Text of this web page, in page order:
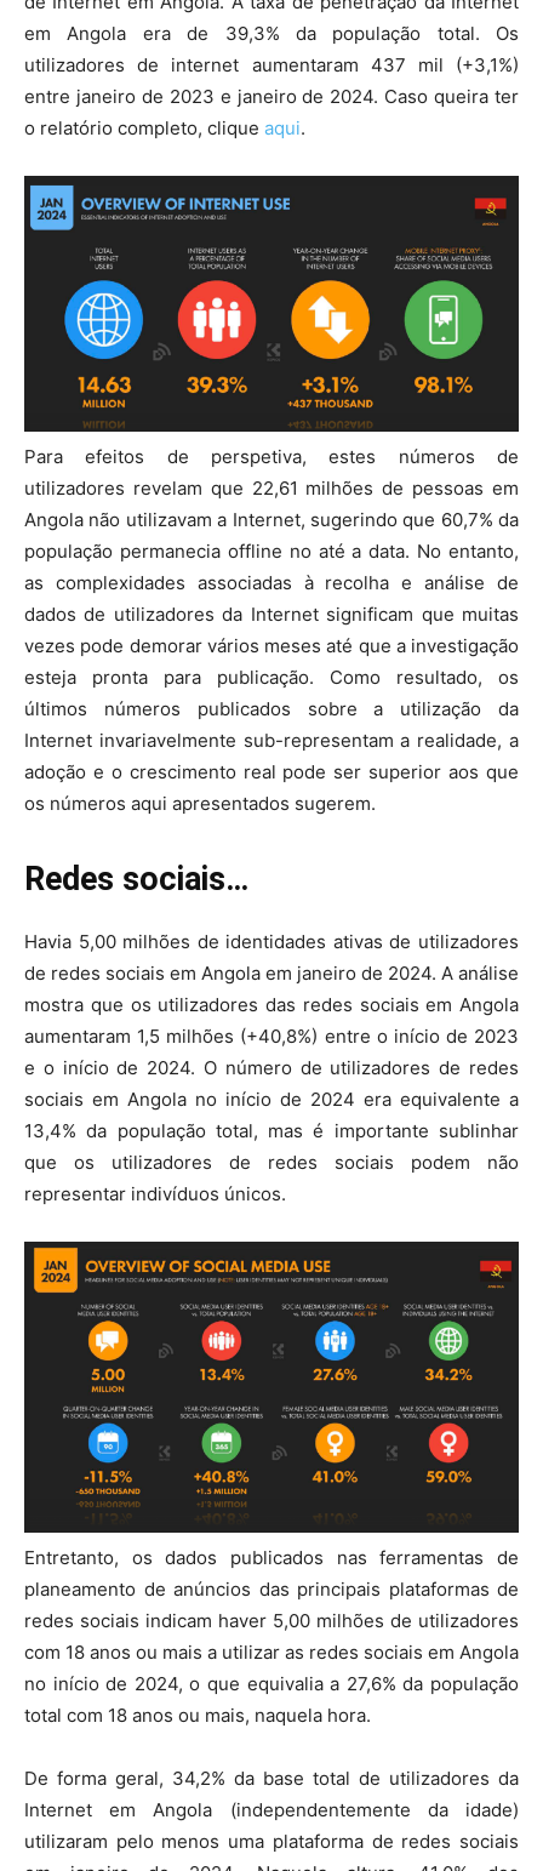
em Angola era de 39,3% da população total. Os
utilizadores de internet aumentaram 437 mil (+3,1%)
entre janeiro de 2023 e janeiro de 2024. Caso queira ter
o relatório completo, clique aqui.
Para efeitos de perspetiva, estes números de
utilizadores revelam que 22,61 milhões de pessoas em
Angola não utilizavam a Internet, sugerindo que 60,7% da
população permanecia offline no até a data. No entanto,
as complexidades associadas à recolha e análise de
dados de utilizadores da Internet significam que muitas
vezes pode demorar vários meses até que a investigação
esteja pronta para publicação. Como resultado, os
últimos números publicados sobre a utilização da
Internet invariavelmente sub-representam a realidade, a
adoção e o crescimento real pode ser superior aos que
os números aqui apresentados sugerem.
Redes sociais…
Havia 5,00 milhões de identidades ativas de utilizadores
de redes sociais em Angola em janeiro de 2024. A análise
mostra que os utilizadores das redes sociais em Angola
aumentaram 1,5 milhões (+40,8%) entre o início de 2023
e o início de 2024. O número de utilizadores de redes
sociais em Angola no início de 2024 era equivalente a
13,4% da população total, mas é importante sublinhar
que os utilizadores de redes sociais podem não
representar indivíduos únicos.
Entretanto, os dados publicados nas ferramentas de
planeamento de anúncios das principais plataformas de
redes sociais indicam haver 5,00 milhões de utilizadores
com 18 anos ou mais a utilizar as redes sociais em Angola
no início de 2024, o que equivalia a 27,6% da população
total com 18 anos ou mais, naquela hora.
De forma geral, 34,2% da base total de utilizadores da
Internet em Angola (independentemente da idade)
utilizaram pelo menos uma plataforma de redes sociais